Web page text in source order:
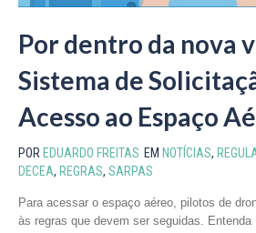
Por dentro da nova
Sistema de
Acesso ao Espaço
POR EDUARDO FREITAS EM NOTÍCIAS,
DECEA, REGRAS, SARPAS
Para acessar o espaço aéreo, pilotos de
às regras que devem ser seguidas.